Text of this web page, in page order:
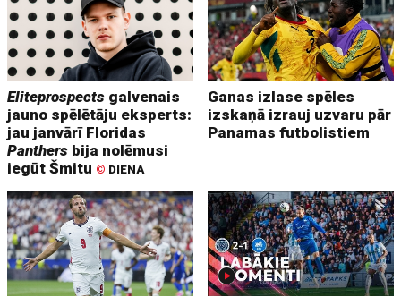
Eliteprospects galvenais
jauno spēlētāju eksperts:
jau janvārī Floridas
Panthers bija nolēmusi
iegūt Šmitu © DIENA
Ganas izlase spēles
izskaņā izrauj uzvaru pār
Panamas futbolistiem